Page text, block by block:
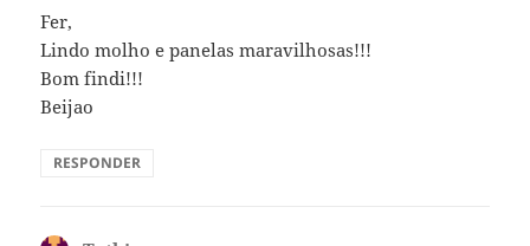
Fer,
Lindo molho e panelas maravilhosas!!!
Bom findi!!!
Beijao
RESPONDER